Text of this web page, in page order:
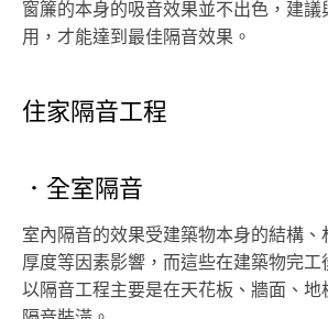
窗簾的本身的吸音效果並不出色，建議
用，才能達到最佳隔音效果。
住家隔音工程
．​​全室隔音
室內隔音的效果受建築物本身的結構、
厚度等因素影響，而這些在建築物完工
以隔音工程主要是在天花板、牆面、地